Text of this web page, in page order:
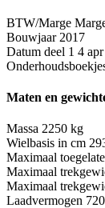
BTW/Marge
Bouwjaar 2017
Datum deel 1 4
Maten en
Massa 2250 kg
Wielbasis in cm
Maximaal
Maximaal
Maximaal
Laadvermogen